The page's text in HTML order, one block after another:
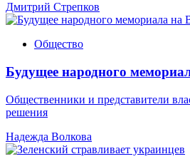
Дмитрий Стрепков
Общество
Будущее народного
Общественники и представители
решения
Надежда Волкова